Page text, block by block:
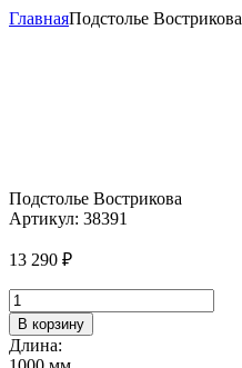
ГлавнаяПодстолье Вострикова
Подстолье Вострикова
Артикул: 38391
13 290 ₽
Количество
товара
Подстолье
Вострикова
В корзину
Длина: